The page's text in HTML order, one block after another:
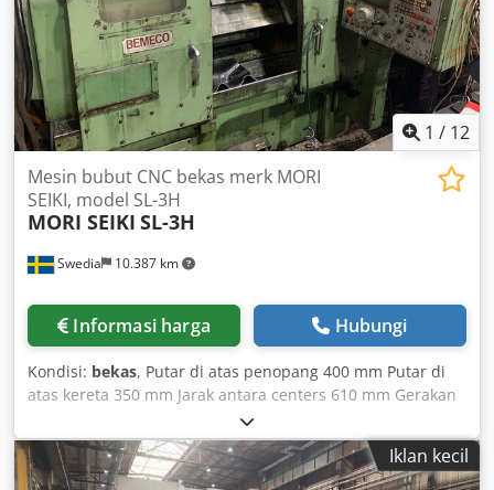
1 / 12
Swedia 10.387 km
Mesin bubut CNC bekas merk MORI
SEIKI, model SL-3H
MORI SEIKI SL-3H
Informasi harga Hubungi
Kondisi: bekas, Putar di atas penopang 400 mm Putar di
atas kereta 350 mm Jarak antara centers 610 mm Gerakan
panjang maksimum 560 mm Gerakan lintang maksimum
40+120 mm Kecepatan spindle 40-4000 rpm Diameter
lubang spindle 52 mm Revolver dengan 12 stasiun Kontrol:
Iklan kecil